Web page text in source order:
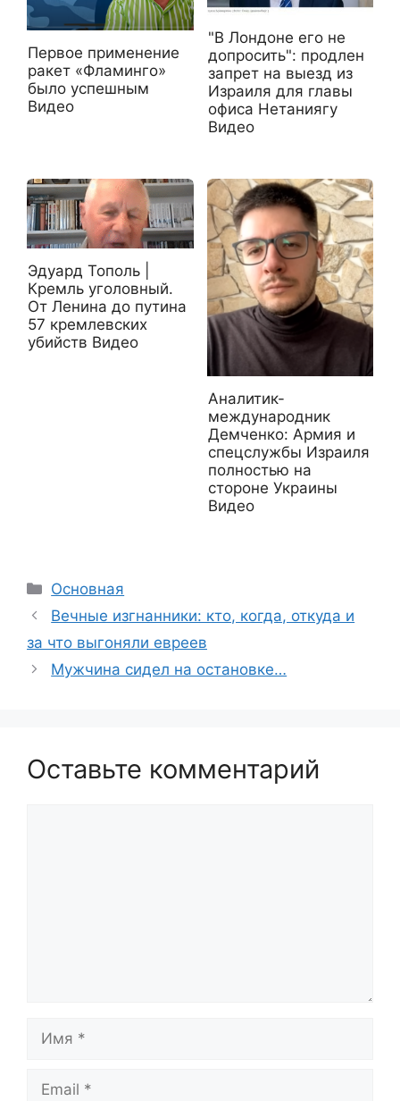
Первое применение
ракет «Фламинго»
было успешным
Видео
"В Лондоне его не
допросить": продлен
запрет на выезд из
Израиля для главы
офиса Нетаниягу
Видео
Эдуард Тополь |
Кремль уголовный.
От Ленина до путина
57 кремлевских
убийств Видео
Аналитик-
международник
Демченко: Армия и
спецслужбы Израиля
полностью на
стороне Украины
Видео
Рубрики
Основная
Вечные изгнанники: кто, когда, откуда и
за что выгоняли евреев
Мужчина сидел на остановке…
Оставьте комментарий